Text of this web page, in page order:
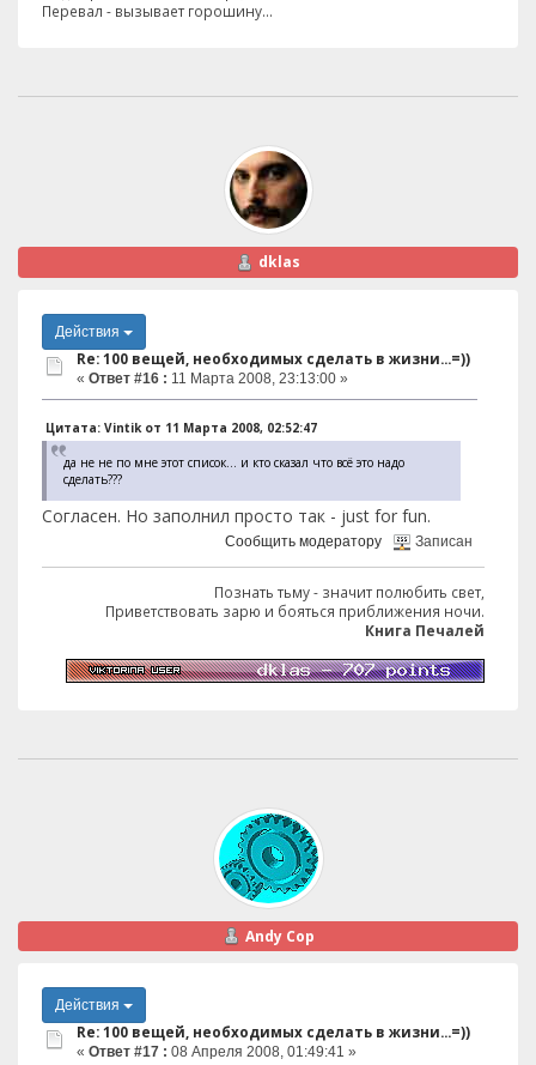
Перевал - вызывает горошину...
dklas
Действия
Re: 100 вещей, необходимых сделать в жизни...=))
« Ответ #16 : 11 Марта 2008, 23:13:00 »
Цитата: Vintik от 11 Марта 2008, 02:52:47
да не не по мне этот список... и кто сказал что всё это надо
сделать???
Согласен. Но заполнил просто так - just for fun.
Сообщить модератору Записан
Познать тьму - значит полюбить свет,
Приветствовать зарю и бояться приближения ночи.
Книга Печалей
Andy Cop
Действия
Re: 100 вещей, необходимых сделать в жизни...=))
« Ответ #17 : 08 Апреля 2008, 01:49:41 »